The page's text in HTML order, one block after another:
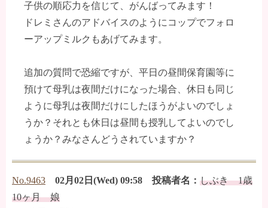
子供の順応力を信じて、がんばってみます！
ドレミさんのアドバイスのようにコップでフォロ
ーアップミルクもあげてみます。
追加の質問で恐縮ですが、平日の昼間保育園等に
預けて母乳は夜間だけになった場合、休日も同じ
ように母乳は夜間だけにしたほうがよいのでしょ
うか？それとも休日は昼間も授乳してよいのでし
ょうか？みなさんどうされていますか？
No.9463 02月02日(Wed) 09:58 投稿者名： しぶき 1歳
10ヶ月 娘